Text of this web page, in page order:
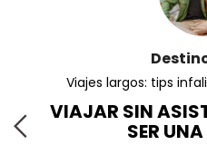
Viajes largos: tips
VIAJAR SIN
SER